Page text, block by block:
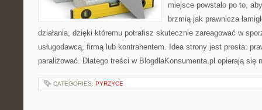
miejsce powstało po to,
brzmią jak prawnicza
działania, dzięki któremu potrafisz skutecznie zareagować w
usługodawcą, firmą lub kontrahentem. Idea strony jest prosta:
paraliżować. Dlatego treści w BlogdlaKonsumenta.pl opierają się
CATEGORIES: PYRZYCE